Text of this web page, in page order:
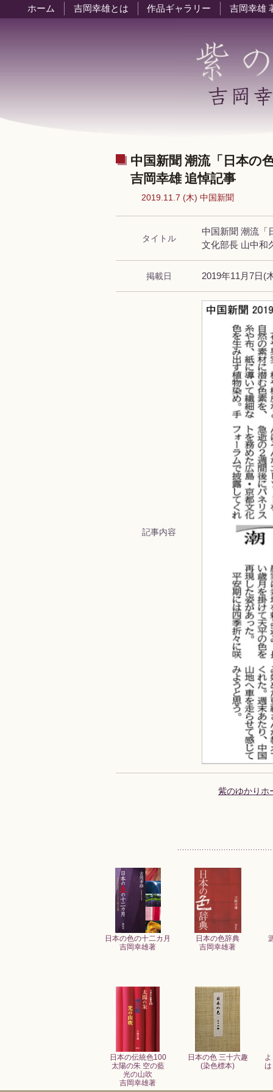
ホーム 吉岡幸雄とは 作品ギャラリー 吉岡幸雄
中国新聞 潮流「日本の
吉岡幸雄 追悼記事
2019.11.7 (木) 中国新聞
タイトル
中国新聞 潮流「
文化部長 山中和
掲載日 2019年11月7日(
記事内容
紫のゆかりホ
日本の色の十二カ月
吉岡幸雄著
日本の色辞典
吉岡幸雄著
日本の伝統色100
太陽の朱 空の藍
光の山吹
吉岡幸雄著
日本の色 三十六趣
(染色標本)